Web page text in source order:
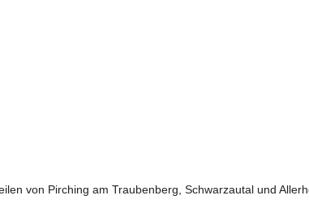
von Pirching am Traubenberg, Schwarzautal und